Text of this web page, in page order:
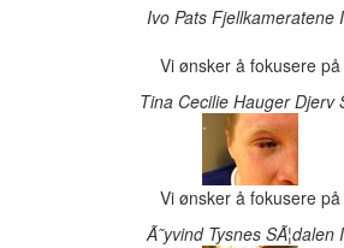
Ivo PatsFjellkameratene
Vi ønsker å fokusere på
Tina Cecilie HaugerDjerv
Vi ønsker å fokusere på
Ã˜yvind TysnesSÃ¦dalen